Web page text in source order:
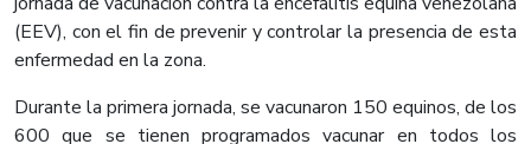
(EEV), con el fin de prevenir y controlar la presencia de esta
enfermedad en la zona.
Durante la primera jornada, se vacunaron 150 equinos, de los
600 que se tienen programados vacunar en todos los